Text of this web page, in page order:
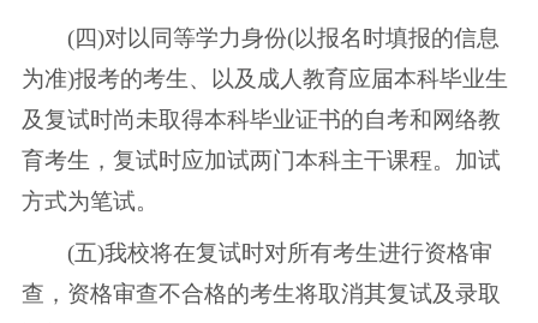
(四)对以同等学力身份(以报名时填报的信息
为准)报考的考生、以及成人教育应届本科毕业生
及复试时尚未取得本科毕业证书的自考和网络教
育考生，复试时应加试两门本科主干课程。加试
方式为笔试。
(五)我校将在复试时对所有考生进行资格审
查，资格审查不合格的考生将取消其复试及录取